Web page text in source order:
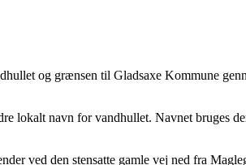
og grænsen til Gladsaxe Kommune
lokalt navn for vandhullet. Navnet bruges
ved den stensatte gamle vej ned fra